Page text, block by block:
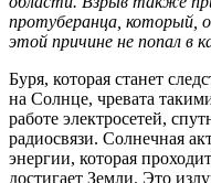
протуберанца, который,
этой причине не попал в
Буря, которая станет
на Солнце, чревата
работе электросетей,
радиосвязи. Солнечная
энергии, которая
достигает Земли. Это